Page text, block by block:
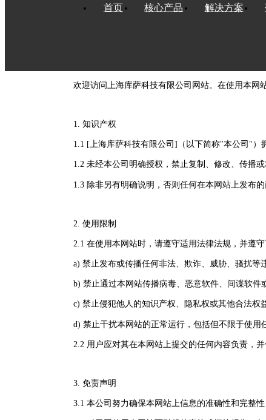
首页 核心产品 解决方案
欢迎访问上海库萨科技有限公司网站。在使用本网
1. 知识产权
1.1 [上海库萨科技有限公司]（以下简称"本公司"）
1.2 未经本公司明确授权，禁止复制、修改、传播或
1.3 除非另有明确说明，否则任何在本网站上发布
2. 使用限制
2.1 在使用本网站时，请遵守适用法律法规，并遵守
a) 禁止发布或传播任何非法、欺诈、威胁、骚扰等
b) 禁止通过本网站传播病毒、恶意软件、间谍软件
c) 禁止侵犯他人的知识产权、隐私权或其他合法权
d) 禁止干扰本网站的正常运行，包括但不限于使用
2.2 用户应对其在本网站上提交的任何内容负责，
3. 免责声明
3.1 本公司努力确保本网站上信息的准确性和完整